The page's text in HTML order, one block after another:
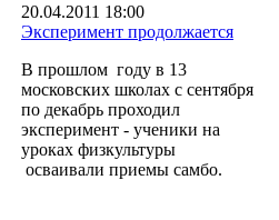
20.04.2011 18:00
Эксперимент продолжается
В прошлом году в 13
московских школах с сентября
по декабрь проходил
эксперимент - ученики на
уроках физкультуры
осваивали приемы самбо.